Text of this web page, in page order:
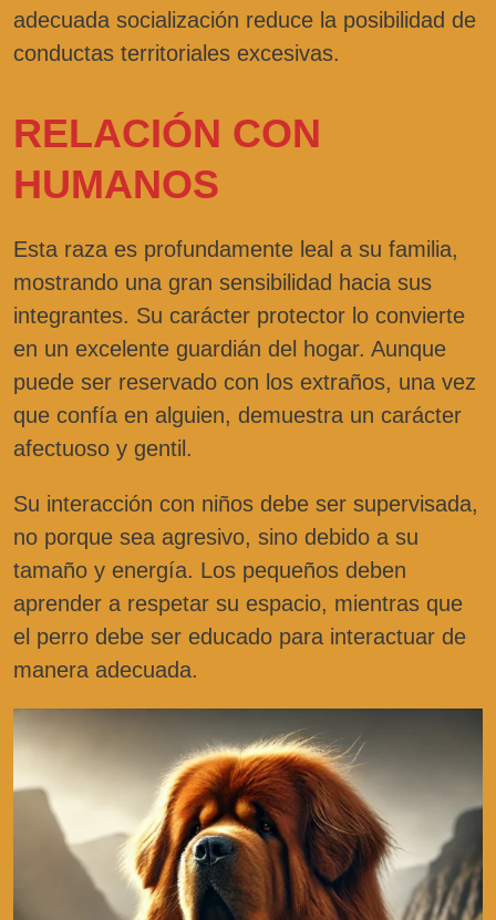
adecuada socialización reduce la posibilidad de
conductas territoriales excesivas.
RELACIÓN CON
HUMANOS
Esta raza es profundamente leal a su familia,
mostrando una gran sensibilidad hacia sus
integrantes. Su carácter protector lo convierte
en un excelente guardián del hogar. Aunque
puede ser reservado con los extraños, una vez
que confía en alguien, demuestra un carácter
afectuoso y gentil.
Su interacción con niños debe ser supervisada,
no porque sea agresivo, sino debido a su
tamaño y energía. Los pequeños deben
aprender a respetar su espacio, mientras que
el perro debe ser educado para interactuar de
manera adecuada.